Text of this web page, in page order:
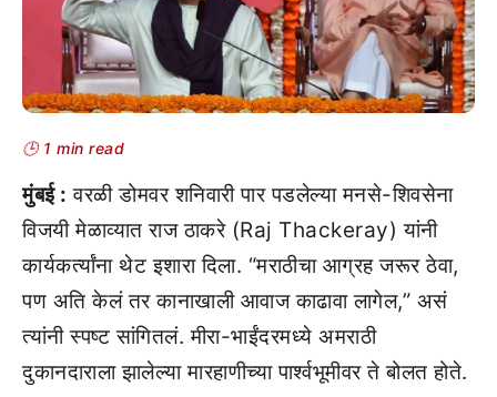
🕒 1 min read
मुंबई : वरळी डोमवर शनिवारी पार पडलेल्या मनसे-शिवसेना
विजयी मेळाव्यात राज ठाकरे (Raj Thackeray) यांनी
कार्यकर्त्यांना थेट इशारा दिला. “मराठीचा आग्रह जरूर ठेवा,
पण अति केलं तर कानाखाली आवाज काढावा लागेल,” असं
त्यांनी स्पष्ट सांगितलं. मीरा-भाईंदरमध्ये अमराठी
दुकानदाराला झालेल्या मारहाणीच्या पार्श्वभूमीवर ते बोलत होते.